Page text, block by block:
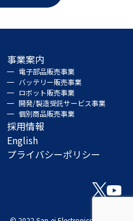
事業案内
電子部品販売事業
バッテリー販売事業
ロボット販売事業
開発/製造受託サービス事業
個別商品販売事業
採用情報
English
プライバシーポリシー